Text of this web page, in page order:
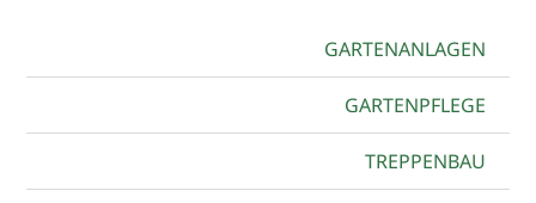
GARTENANLAGEN
GARTENPFLEGE
TREPPENBAU